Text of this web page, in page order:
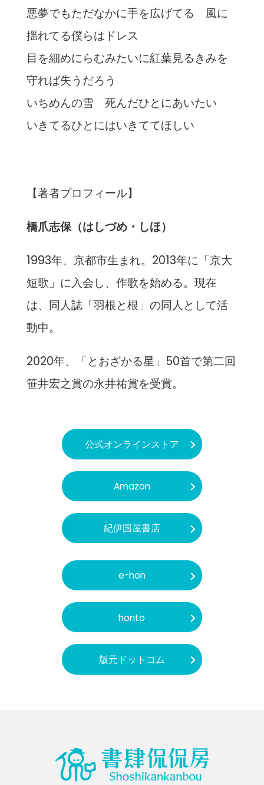
悪夢でもただなかに手を広げてる 風に
揺れてる僕らはドレス
目を細めにらむみたいに紅葉見るきみを
守れば失うだろう
いちめんの雪 死んだひとにあいたい
いきてるひとにはいきててほしい
【著者プロフィール】
橋爪志保（はしづめ・しほ）
1993年、京都市生まれ。2013年に「京大
短歌」に入会し、作歌を始める。現在
は、同人誌「羽根と根」の同人として活
動中。
2020年、「とおざかる星」50首で第二回
笹井宏之賞の永井祐賞を受賞。
公式オンラインストア
Amazon
紀伊国屋書店
e-hon
honto
版元ドットコム